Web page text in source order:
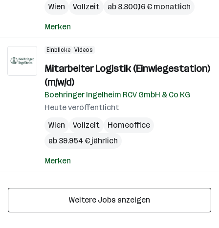
Wien
Vollzeit ab 3.300,16 € monatlich
Merken
Einblicke Videos
Mitarbeiter Logistik (Einwiegestation)
(m/w/d)
Boehringer Ingelheim RCV GmbH & Co KG
Heute veröffentlicht
Wien
Vollzeit
Homeoffice
ab 39.954 € jährlich
Merken
Weitere Jobs anzeigen